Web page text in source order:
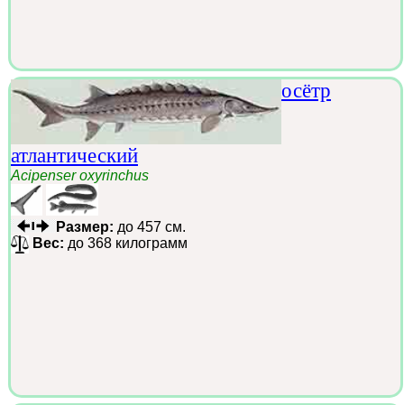
осётр
атлантический
Acipenser oxyrinchus
Размер: до 457 см.
Вес: до 368 килограмм